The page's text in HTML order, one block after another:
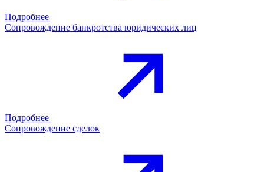
Подробнее
Сопровождение банкротства юридических лиц
Подробнее
Сопровождение сделок